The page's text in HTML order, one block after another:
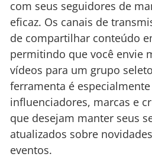
com seus seguidores de
eficaz. Os canais de
de compartilhar conteúdo
permitindo que você envie
vídeos para um grupo
ferramenta é
influenciadores, marcas e
que desejam manter seus
atualizados sobre
eventos.